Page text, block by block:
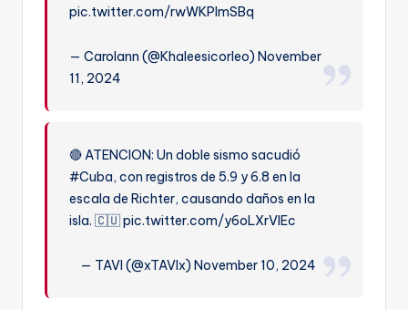
pic.twitter.com/rwWKPImSBq
— Carolann (@Khaleesicorleo) November
11, 2024
🔴 ATENCION: Un doble sismo sacudió
#Cuba, con registros de 5.9 y 6.8 en la
escala de Richter, causando daños en la
isla. 🇨🇺 pic.twitter.com/y6oLXrVIEc
— TAVI (@xTAVIx) November 10, 2024